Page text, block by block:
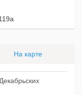
На карте